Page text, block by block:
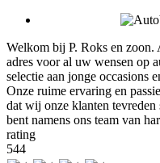
Welkom bij P. Roks en
adres voor al uw wensen op
selectie aan jonge occasions
Onze ruime ervaring en
dat wij onze klanten
bent namens ons team van
rating
544